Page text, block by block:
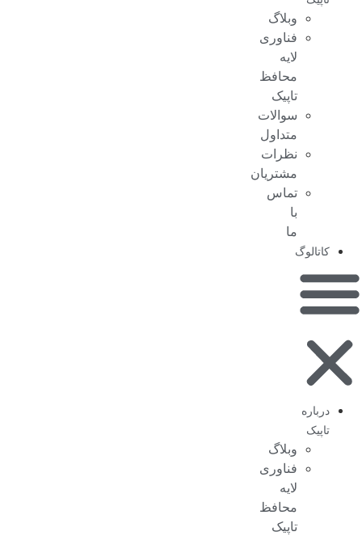
وبلاگ
فناوری
لایه
محافظ
تاپیک
سوالات
متداول
نظرات
مشتریان
تماس
با
ما
کاتالوگ
درباره
تاپیک
وبلاگ
فناوری
لایه
محافظ
تاپیک